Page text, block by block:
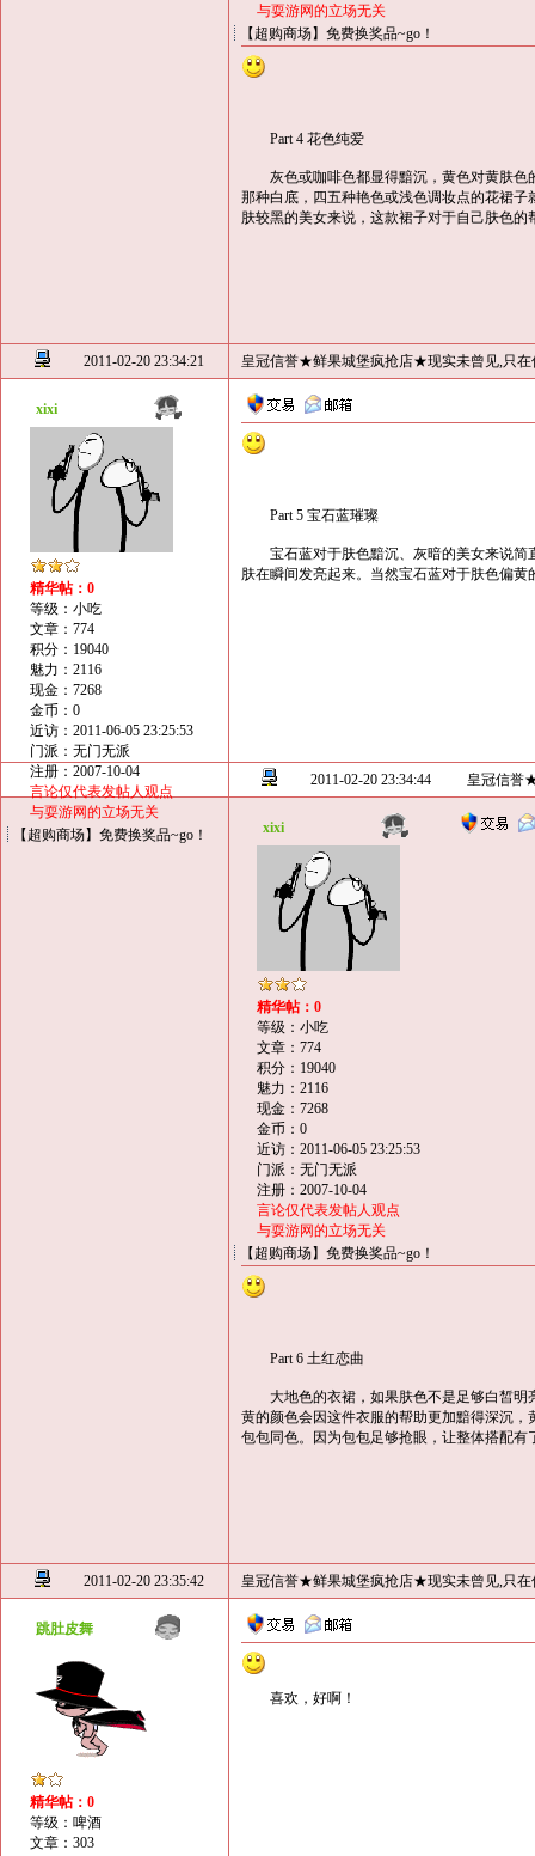
与耍游网的立场无关
【超购商场】免费换奖品~go！
Part 4 花色纯爱
灰色或咖啡色都显得黯沉，黄色对黄肤色
那种白底，四五种艳色或浅色调妆点的花裙
肤较黑的美女来说，这款裙子对于自己肤色
2011-02-20 23:34:21 皇冠信誉★鲜果城堡疯抢店★现实未曾见,只在
xixi
精华帖：0
等级：小吃
文章：774
积分：19040
魅力：2116
现金：7268
金币：0
近访：2011-06-05 23:25:53
门派：无门无派
注册：2007-10-04
言论仅代表发帖人观点
与耍游网的立场无关
【超购商场】免费换奖品~go！
Part 5 宝石蓝璀璨
宝石蓝对于肤色黯沉、灰暗的美女来说简
肤在瞬间发亮起来。当然宝石蓝对于肤色偏黄
2011-02-20 23:34:44 皇冠信誉
xixi
精华帖：0
等级：小吃
文章：774
积分：19040
魅力：2116
现金：7268
金币：0
近访：2011-06-05 23:25:53
门派：无门无派
注册：2007-10-04
言论仅代表发帖人观点
与耍游网的立场无关
【超购商场】免费换奖品~go！
Part 6 土红恋曲
大地色的衣裙，如果肤色不是足够白皙明
黄的颜色会因这件衣服的帮助更加黯得深沉
包包同色。因为包包足够抢眼，让整体搭配
2011-02-20 23:35:42 皇冠信誉★鲜果城堡疯抢店★现实未曾见,只在
跳肚皮舞
精华帖：0
等级：啤酒
文章：303
喜欢，好啊！